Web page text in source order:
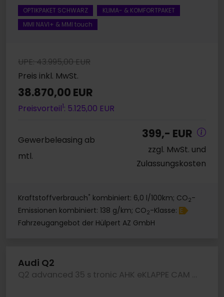
OPTIKPAKET SCHWARZ
KLIMA- & KOMFORTPAKET
MMI NAVI+ & MMI touch
UPE: 43.995,00 EUR
Preis inkl. MwSt.
38.870,00 EUR
Preisvorteil1: 5.125,00 EUR
Gewerbeleasing ab
mtl.
399,- EUR
zzgl. MwSt. und
Zulassungskosten
Kraftstoffverbrauch* kombiniert: 6,0 l/100km; CO2-
Emissionen kombiniert: 138 g/km; CO2-Klasse: E
Fahrzeugangebot der Hülpert AZ GmbH
Audi Q2
Q2 advanced 35 s tronic AHK eKLAPPE CAM LM18